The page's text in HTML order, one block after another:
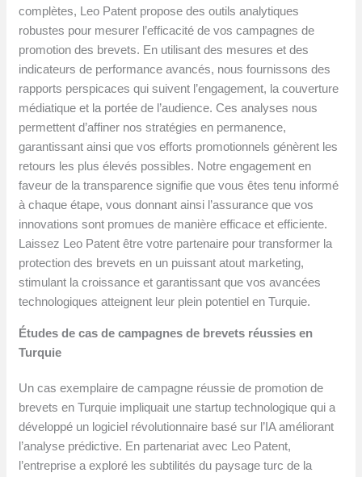
complètes, Leo Patent propose des outils analytiques
robustes pour mesurer l’efficacité de vos campagnes de
promotion des brevets. En utilisant des mesures et des
indicateurs de performance avancés, nous fournissons des
rapports perspicaces qui suivent l’engagement, la couverture
médiatique et la portée de l’audience. Ces analyses nous
permettent d’affiner nos stratégies en permanence,
garantissant ainsi que vos efforts promotionnels génèrent les
retours les plus élevés possibles. Notre engagement en
faveur de la transparence signifie que vous êtes tenu informé
à chaque étape, vous donnant ainsi l’assurance que vos
innovations sont promues de manière efficace et efficiente.
Laissez Leo Patent être votre partenaire pour transformer la
protection des brevets en un puissant atout marketing,
stimulant la croissance et garantissant que vos avancées
technologiques atteignent leur plein potentiel en Turquie.
Études de cas de campagnes de brevets réussies en
Turquie
Un cas exemplaire de campagne réussie de promotion de
brevets en Turquie impliquait une startup technologique qui a
développé un logiciel révolutionnaire basé sur l’IA améliorant
l’analyse prédictive. En partenariat avec Leo Patent,
l’entreprise a exploré les subtilités du paysage turc de la